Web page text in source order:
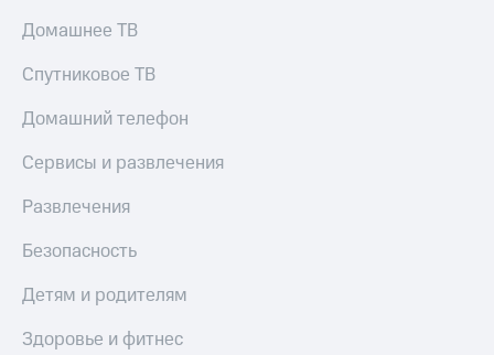
Домашнее ТВ
Спутниковое ТВ
Домашний телефон
Сервисы и развлечения
Развлечения
Безопасность
Детям и родителям
Здоровье и фитнес